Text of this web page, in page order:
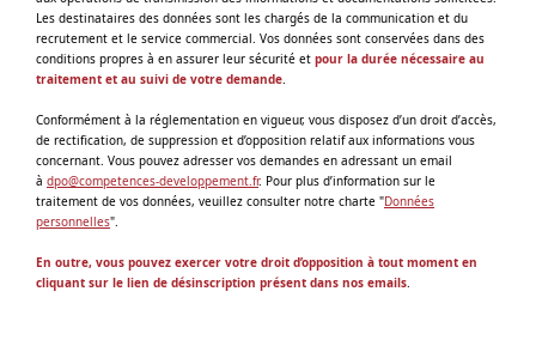
Les destinataires des données sont les chargés de la communication et du
recrutement et le service commercial. Vos données sont conservées dans des
conditions propres à en assurer leur sécurité et pour la durée nécessaire au
traitement et au suivi de votre demande.
Conformément à la réglementation en vigueur, vous disposez d’un droit d’accès,
de rectification, de suppression et d’opposition relatif aux informations vous
concernant. Vous pouvez adresser vos demandes en adressant un email
à dpo@competences-developpement.fr. Pour plus d’information sur le
traitement de vos données, veuillez consulter notre charte "Données
personnelles".
En outre, vous pouvez exercer votre droit d’opposition à tout moment en
cliquant sur le lien de désinscription présent dans nos emails.